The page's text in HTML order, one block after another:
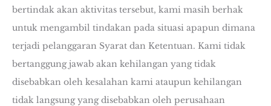
bertindak akan aktivitas tersebut, kami masih berhak
untuk mengambil tindakan pada situasi apapun dimana
terjadi pelanggaran Syarat dan Ketentuan. Kami tidak
bertanggung jawab akan kehilangan yang tidak
disebabkan oleh kesalahan kami ataupun kehilangan
tidak langsung yang disebabkan oleh perusahaan